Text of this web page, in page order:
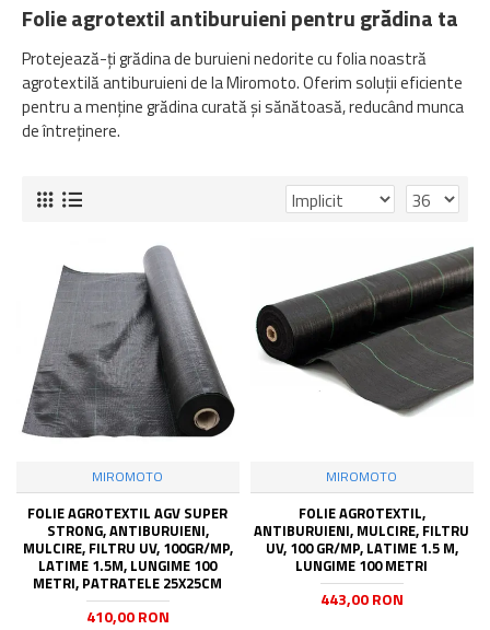
Folie agrotextil antiburuieni pentru grădina ta
Protejează-ți grădina de buruieni nedorite cu folia noastră
agrotextilă antiburuieni de la Miromoto. Oferim soluții eficiente
pentru a menține grădina curată și sănătoasă, reducând munca
de întreținere.
MIROMOTO
FOLIE AGROTEXTIL AGV SUPER
STRONG, ANTIBURUIENI,
MULCIRE, FILTRU UV, 100GR/MP,
LATIME 1.5M, LUNGIME 100
METRI, PATRATELE 25X25CM
410,00 RON
MIROMOTO
FOLIE AGROTEXTIL,
ANTIBURUIENI, MULCIRE, FILTRU
UV, 100 GR/MP, LATIME 1.5 M,
LUNGIME 100 METRI
443,00 RON